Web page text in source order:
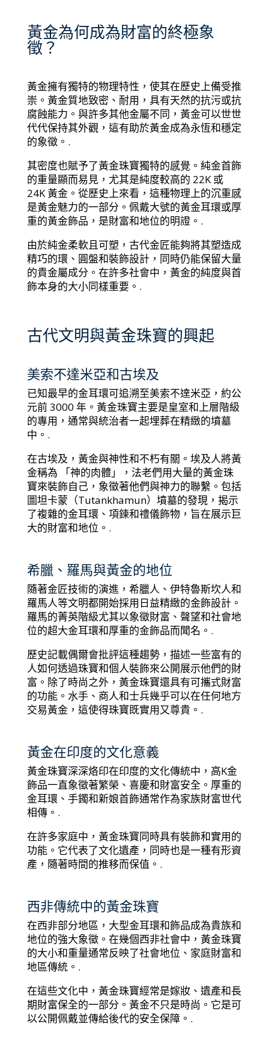
黃金為何成為財富的終極象
徵？
黃金擁有獨特的物理特性，使其在歷史上備受推
崇。黃金質地致密、耐用，具有天然的抗污或抗
腐蝕能力。與許多其他金屬不同，黃金可以世世
代代保持其外觀，這有助於黃金成為永恆和穩定
的象徵。.
其密度也賦予了黃金珠寶獨特的感覺。純金首飾
的重量顯而易見，尤其是純度較高的 22K 或
24K 黃金。從歷史上來看，這種物理上的沉重感
是黃金魅力的一部分。佩戴大號的黃金耳環或厚
重的黃金飾品，是財富和地位的明證。.
由於純金柔軟且可塑，古代金匠能夠將其塑造成
精巧的環、圓盤和裝飾設計，同時仍能保留大量
的貴金屬成分。在許多社會中，黃金的純度與首
飾本身的大小同樣重要。.
古代文明與黃金珠寶的興起
美索不達米亞和古埃及
已知最早的金耳環可追溯至美索不達米亞，約公
元前 3000 年。黃金珠寶主要是皇室和上層階級
的專用，通常與統治者一起埋葬在精緻的墳墓
中。.
在古埃及，黃金與神性和不朽有關。埃及人將黃
金稱為 「神的肉體」，法老們用大量的黃金珠
寶來裝飾自己，象徵著他們與神力的聯繫。包括
圖坦卡蒙（Tutankhamun）墳墓的發現，揭示
了複雜的金耳環、項鍊和禮儀飾物，旨在展示巨
大的財富和地位。.
希臘、羅馬與黃金的地位
隨著金匠技術的演進，希臘人、伊特魯斯坎人和
羅馬人等文明都開始採用日益精緻的金飾設計。
羅馬的菁英階級尤其以象徵財富、聲望和社會地
位的超大金耳環和厚重的金飾品而聞名。.
歷史記載偶爾會批評這種趨勢，描述一些富有的
人如何透過珠寶和個人裝飾來公開展示他們的財
富。除了時尚之外，黃金珠寶還具有可攜式財富
的功能。水手、商人和士兵幾乎可以在任何地方
交易黃金，這使得珠寶既實用又尊貴。.
黃金在印度的文化意義
黃金珠寶深深烙印在印度的文化傳統中，高K金
飾品一直象徵著繁榮、喜慶和財富安全。厚重的
金耳環、手鐲和新娘首飾通常作為家族財富世代
相傳。.
在許多家庭中，黃金珠寶同時具有裝飾和實用的
功能。它代表了文化遺產，同時也是一種有形資
產，隨著時間的推移而保值。.
西非傳統中的黃金珠寶
在西非部分地區，大型金耳環和飾品成為貴族和
地位的強大象徵。在幾個西非社會中，黃金珠寶
的大小和重量通常反映了社會地位、家庭財富和
地區傳統。.
在這些文化中，黃金珠寶經常是嫁妝、遺產和長
期財富保全的一部分。黃金不只是時尚。它是可
以公開佩戴並傳給後代的安全保障。.